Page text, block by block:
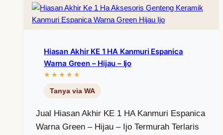
Hiasan Akhir KE 1 HA Kanmuri Espanica
Warna Green – Hijau – Ijo
Jual Hiasan Akhir KE 1 HA Kanmuri Espanica
Warna Green – Hijau – Ijo Termurah Terlaris